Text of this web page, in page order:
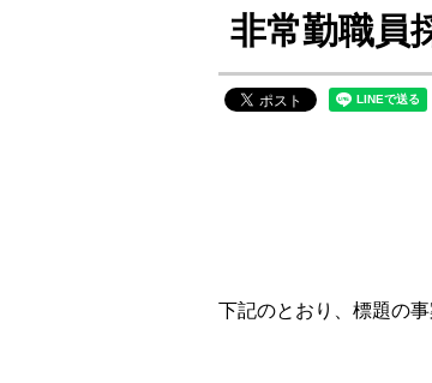
非常勤職員
下記のとおり、標題の